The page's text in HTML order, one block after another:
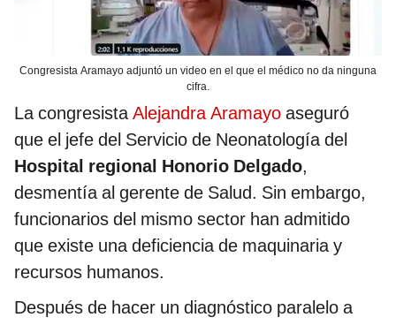
Congresista Aramayo adjuntó un video en el que el médico no da ninguna
cifra.
La congresistaAlejandra Aramayo aseguró
que el jefe del Servicio de Neonatología del
Hospital regional Honorio Delgado,
desmentía al gerente de Salud. Sin embargo,
funcionarios del mismo sector han admitido
que existe una deficiencia de maquinaria y
recursos humanos.
Después de hacer un diagnóstico paralelo a